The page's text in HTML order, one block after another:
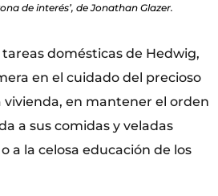
de interés’, de Jonathan Glazer.
tareas domésticas de Hedwig,
en el cuidado del precioso
vivienda, en mantener el orden
a sus comidas y veladas
o a la celosa educación de los